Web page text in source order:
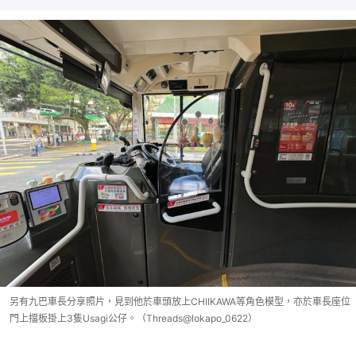
另有九巴車長分享照片，見到他於車頭放上CHIIKAWA等角色模型，亦於車長座位
門上擋板掛上3隻Usagi公仔。（Threads@lokapo_0622）